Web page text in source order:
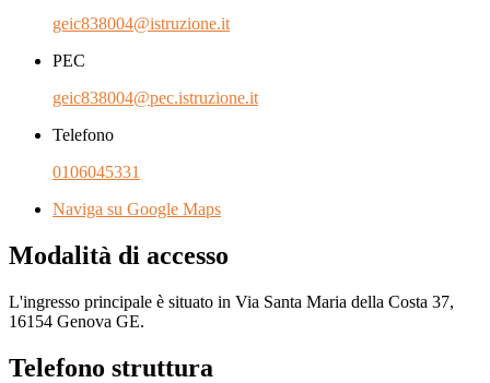
geic838004@istruzione.it
PEC
geic838004@pec.istruzione.it
Telefono
0106045331
Naviga su Google Maps
Modalità di accesso
L'ingresso principale è situato in Via Santa Maria della Costa 37,
16154 Genova GE.
Telefono struttura